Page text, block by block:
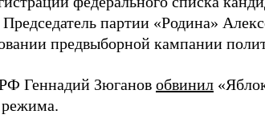
партии «Родина»
предвыборной кампании
Геннадий Зюганов обвинил
режима.